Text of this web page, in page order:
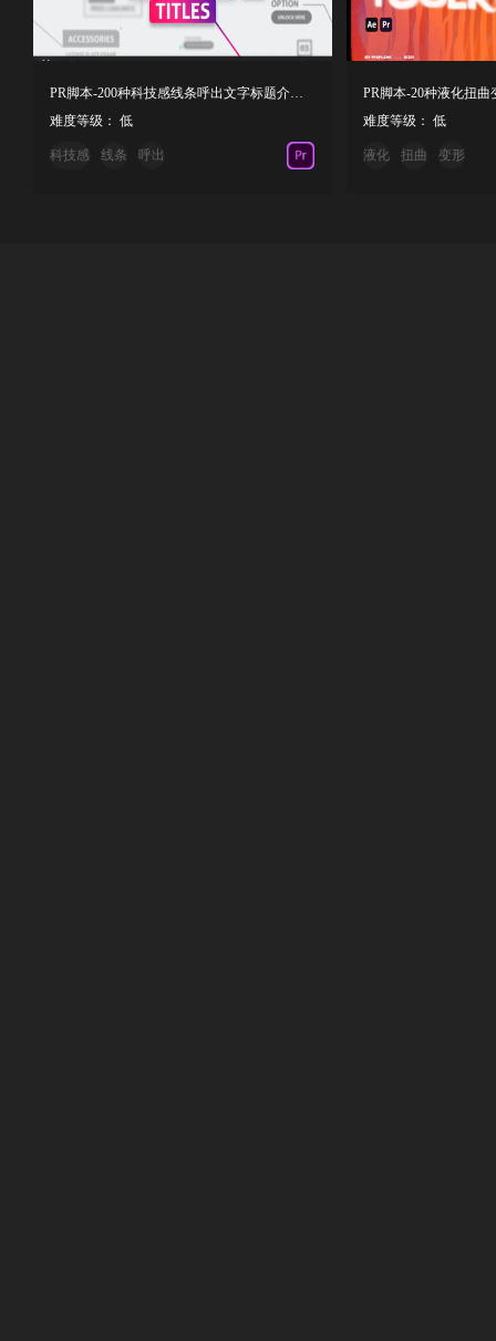
难度等级： 低
科技感 线条 呼出
难度等级： 低
液化 扭曲 变形